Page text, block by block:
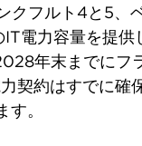
クフルト4と5、
電力容量を提
年末までにフ
契約はすでに
。